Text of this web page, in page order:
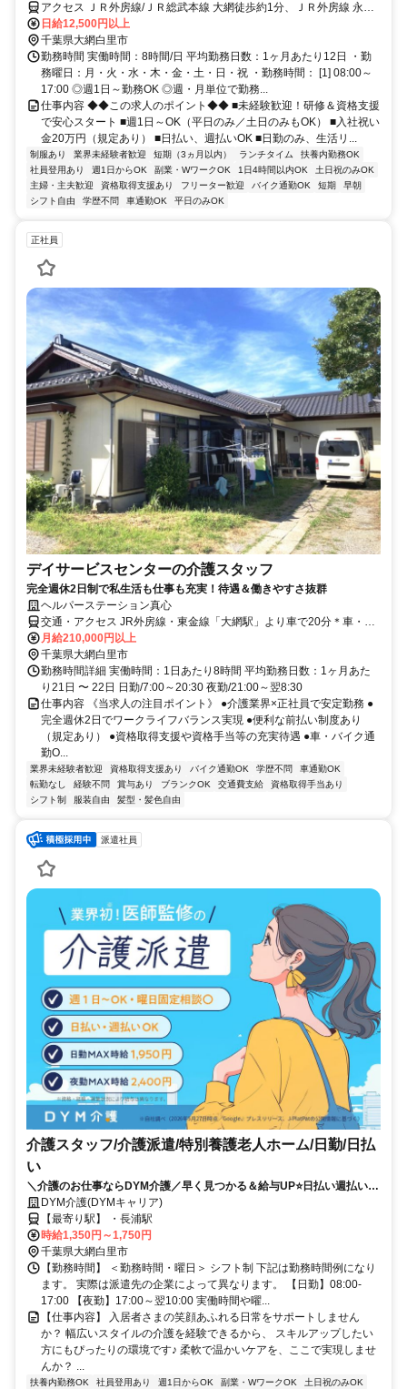
アクセス ＪＲ外房線/ＪＲ総武本線 大網徒歩約1分、ＪＲ外房線 永田
（千葉県）徒歩約30分、ＪＲ外房線/ＪＲ総武本線 土気北口徒歩約57
分 (面接地/千葉リクルートセンター)千葉県千葉市中央区新町１７－１
６ 新町芳野ビル５Ｆ
日給12,500円以上
千葉県大網白里市
勤務時間 実働時間：8時間/日 平均勤務日数：1ヶ月あたり12日 ・勤
務曜日：月・火・水・木・金・土・日・祝 ・勤務時間： [1] 08:00～
17:00 ◎週1日～勤務OK ◎週・月単位で勤務...
仕事内容 ◆◆この求人のポイント◆◆ ■未経験歓迎！研修＆資格支援
で安心スタート ■週1日～OK（平日のみ／土日のみもOK） ■入社祝い
金20万円（規定あり） ■日払い、週払いOK ■日勤のみ、生活リ...
制服あり 業界未経験者歓迎 短期（3ヵ月以内） ランチタイム
扶養内勤務OK
社員登用あり
週1日からOK 副業・WワークOK 1日4時間以内OK
土日祝のみOK
主婦・主夫歓迎
資格取得支援あり フリーター歓迎 バイク通勤OK 短期
早朝
シフト自由
学歴不問 車通勤OK 平日のみOK
正社員
デイサービスセンターの介護スタッフ
完全週休2日制で私生活も仕事も充実！待遇＆働きやすさ抜群
ヘルパーステーション真心
交通・アクセス JR外房線・東金線「大網駅」より車で20分＊車・バ
イク通勤OK
月給210,000円以上
千葉県大網白里市
勤務時間詳細 実働時間：1日あたり8時間 平均勤務日数：1ヶ月あた
り21日 〜 22日 日勤/7:00～20:30 夜勤/21:00～翌8:30
仕事内容 《当求人の注目ポイント》 ●介護業界×正社員で安定勤務 ●
完全週休2日でワークライフバランス実現 ●便利な前払い制度あり
（規定あり） ●資格取得支援や資格手当等の充実待遇 ●車・バイク通
勤O...
業界未経験者歓迎 資格取得支援あり バイク通勤OK 学歴不問
車通勤OK
転勤なし
経験不問 賞与あり ブランクOK 交通費支給
資格取得手当あり
シフト制
服装自由 髪型・髪色自由
派遣社員
介護スタッフ/介護派遣/特別養護老人ホーム/日勤/日払
い
＼介護のお仕事ならDYM介護／早く見つかる＆給与UP⭐️日払い週払い
OK⭐️希望シフトで無理なく働ける✨
DYM介護(DYMキャリア)
【最寄り駅】 ・長浦駅
時給1,350円～1,750円
千葉県大網白里市
【勤務時間】 ＜勤務時間・曜日＞ シフト制 下記は勤務時間例になり
ます。 実際は派遣先の企業によって異なります。 【日勤】08:00-
17:00 【夜勤】17:00～翌10:00 実働時間や曜...
【仕事内容】 入居者さまの笑顔あふれる日常をサポートしません
か？ 幅広いスタイルの介護を経験できるから、 スキルアップしたい
方にもぴったりの環境です♪ 柔軟で温かいケアを、ここで実現しませ
んか？ ...
扶養内勤務OK 社員登用あり 週1日からOK 副業・WワークOK 土日祝のみOK